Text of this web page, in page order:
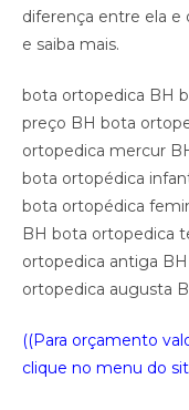
diferença entre ela e
e saiba mais.
bota ortopedica BH
preço BH bota
ortopedica mercur
bota ortopédica
bota ortopédica
BH bota ortopedica
ortopedica antiga
ortopedica augusta
((Para orçamento
clique no menu do